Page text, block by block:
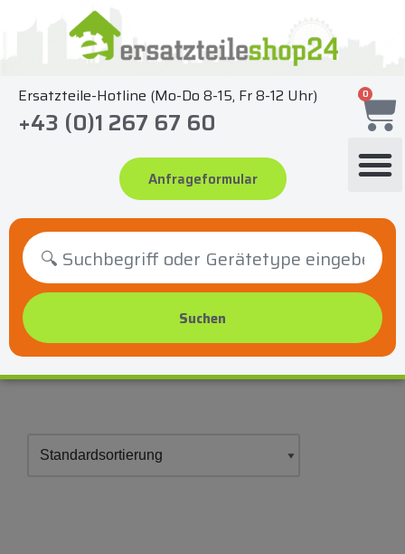
springen
Ersatzteile-Hotline (Mo-Do 8-15, Fr 8-12 Uhr)
+43 (0)1 267 67 60
Anfrageformular
0